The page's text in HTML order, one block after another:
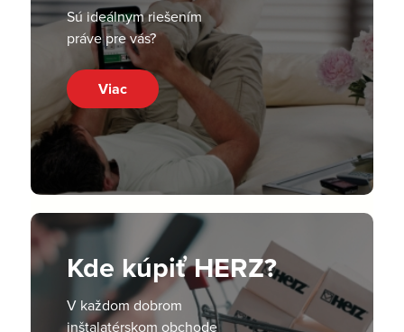
Sú ideálnym riešením
práve pre vás?
Viac
Kde kúpiť HERZ?
V každom dobrom
inštalatérskom obchode